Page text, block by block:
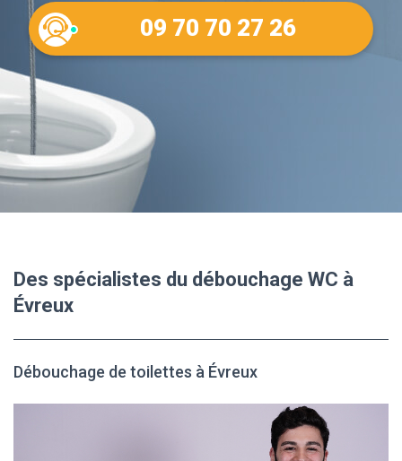
09 70 70 27 26
Des spécialistes du débouchage WC à
Évreux
Débouchage de toilettes à Évreux